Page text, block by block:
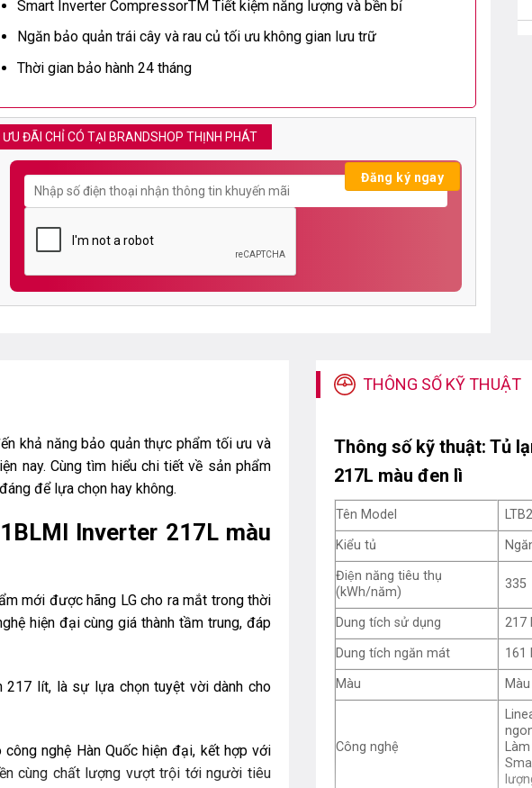
Smart Inverter CompressorTM Tiết kiệm năng lượng và bền bỉ
Ngăn bảo quản trái cây và rau củ tối ưu không gian lưu trữ
Thời gian bảo hành 24 tháng
ƯU ĐÃI CHỈ CÓ TẠI BRANDSHOP THỊNH PHÁT
khả năng bảo quản thực phẩm tối ưu và
nay. Cùng tìm hiểu chi tiết về sản phẩm
để lựa chọn hay không.
Inverter 217L màu
mới được hãng LG cho ra mắt trong thời
hiện đại cùng giá thành tầm trung, đáp
217 lít, là sự lựa chọn tuyệt vời dành cho
nghệ Hàn Quốc hiện đại, kết hợp với
cùng chất lượng vượt trội tới người tiêu
THÔNG SỐ KỸ THUẬT
Thông số kỹ thuật: Tủ
217L màu đen lì
Tên Model
Kiểu tủ
Điện năng tiêu thụ
(kWh/năm)
335
Dung tích sử dụng
217
Dung tích ngăn mát
161
Màu
Công nghệ